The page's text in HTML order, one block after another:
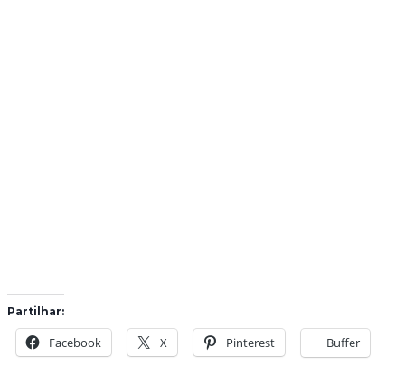
Partilhar:
Facebook X Pinterest Buffer